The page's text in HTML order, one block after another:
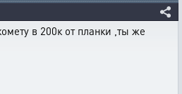
в 200к от планки ,ты же